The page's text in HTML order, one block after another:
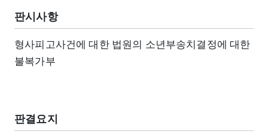
판시사항
형사피고사건에 대한 법원의 소년부송치결정에 대한
불복가부
판결요지